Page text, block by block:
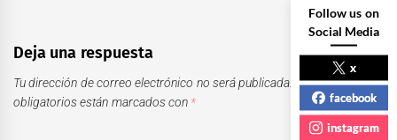
Deja una respuesta
Tu dirección de correo electrónico no será publicada.
Los campos
obligatorios están marcados con *
Follow us on
Social Media
x
facebook
instagram